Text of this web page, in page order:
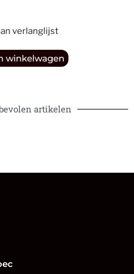
verlanglijst
winkelwagen
artikelen